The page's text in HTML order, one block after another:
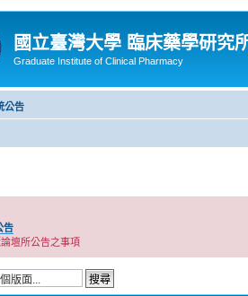
國立臺灣大學 臨床藥學研究
Graduate Institute of Clinical Pharmacy
公告
告
壇所公告之事項